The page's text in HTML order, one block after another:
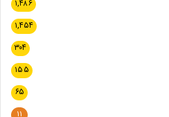
۱,۴۸۶
۱,۴۵۴
۳۰۴
۱۵۵
۶۵